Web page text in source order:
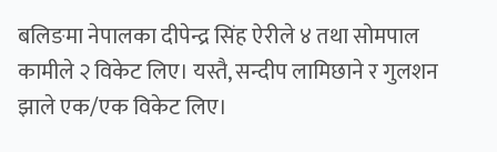
बलिङमा नेपालका दीपेन्द्र सिंह ऐरीले ४ तथा सोमपाल
कामीले २ विकेट लिए। यस्तै, सन्दीप लामिछाने र गुलशन
झाले एक/एक विकेट लिए।